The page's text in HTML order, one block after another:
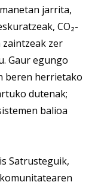
jarrita,
CO₂-
zer
Gaur egungo
beren herrietako
dutenak;
balioa
Satrusteguik,